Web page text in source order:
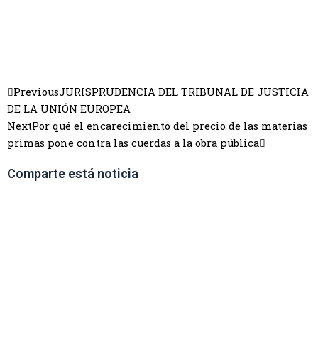
PreviousJURISPRUDENCIA DEL TRIBUNAL DE JUSTICIA
DE LA UNIÓN EUROPEA
NextPor qué el encarecimiento del precio de las materias
primas pone contra las cuerdas a la obra pública
Comparte está noticia